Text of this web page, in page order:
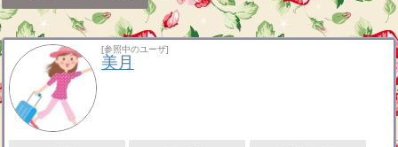
[参照中のユーザ]
美月